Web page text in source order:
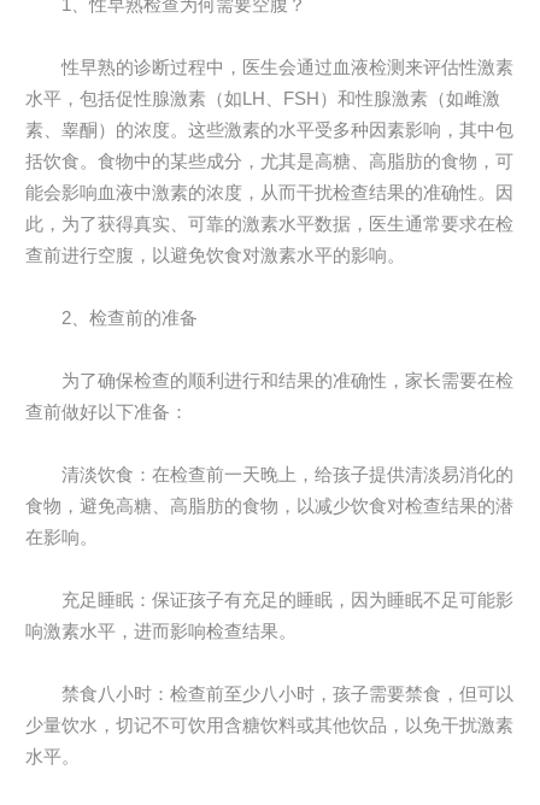
1、性早熟检查为何需要空腹？
性早熟的诊断过程中，医生会通过血液检测来评估性激素
水平，包括促性腺激素（如LH、FSH）和性腺激素（如雌激
素、睾酮）的浓度。这些激素的水平受多种因素影响，其中包
括饮食。食物中的某些成分，尤其是高糖、高脂肪的食物，可
能会影响血液中激素的浓度，从而干扰检查结果的准确性。因
此，为了获得真实、可靠的激素水平数据，医生通常要求在检
查前进行空腹，以避免饮食对激素水平的影响。
2、检查前的准备
为了确保检查的顺利进行和结果的准确性，家长需要在检
查前做好以下准备：
清淡饮食：在检查前一天晚上，给孩子提供清淡易消化的
食物，避免高糖、高脂肪的食物，以减少饮食对检查结果的潜
在影响。
充足睡眠：保证孩子有充足的睡眠，因为睡眠不足可能影
响激素水平，进而影响检查结果。
禁食八小时：检查前至少八小时，孩子需要禁食，但可以
少量饮水，切记不可饮用含糖饮料或其他饮品，以免干扰激素
水平。